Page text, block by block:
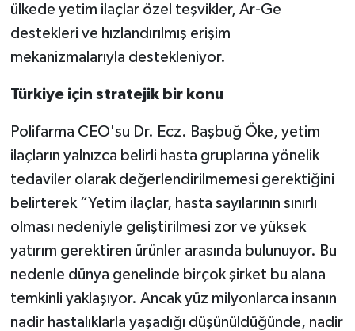
ülkede yetim ilaçlar özel teşvikler, Ar-Ge
destekleri ve hızlandırılmış erişim
mekanizmalarıyla destekleniyor.
Türkiye için stratejik bir konu
Polifarma CEO'su Dr. Ecz. Başbuğ Öke, yetim
ilaçların yalnızca belirli hasta gruplarına yönelik
tedaviler olarak değerlendirilmemesi gerektiğini
belirterek “Yetim ilaçlar, hasta sayılarının sınırlı
olması nedeniyle geliştirilmesi zor ve yüksek
yatırım gerektiren ürünler arasında bulunuyor. Bu
nedenle dünya genelinde birçok şirket bu alana
temkinli yaklaşıyor. Ancak yüz milyonlarca insanın
nadir hastalıklarla yaşadığı düşünüldüğünde, nadir